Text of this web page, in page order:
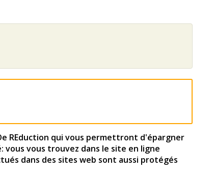
REduction qui vous permettront d'épargner
vous vous trouvez dans le site en ligne
dans des sites web sont aussi protégés